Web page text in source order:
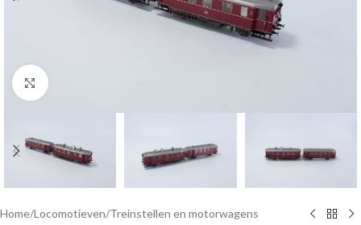
Click to enlarge
Home/Locomotieven/Treinstellen en motorwagens